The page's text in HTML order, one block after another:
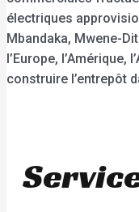
électriques
Mbandaka, Mwene-
l’Europe,
construire l’entrepôt